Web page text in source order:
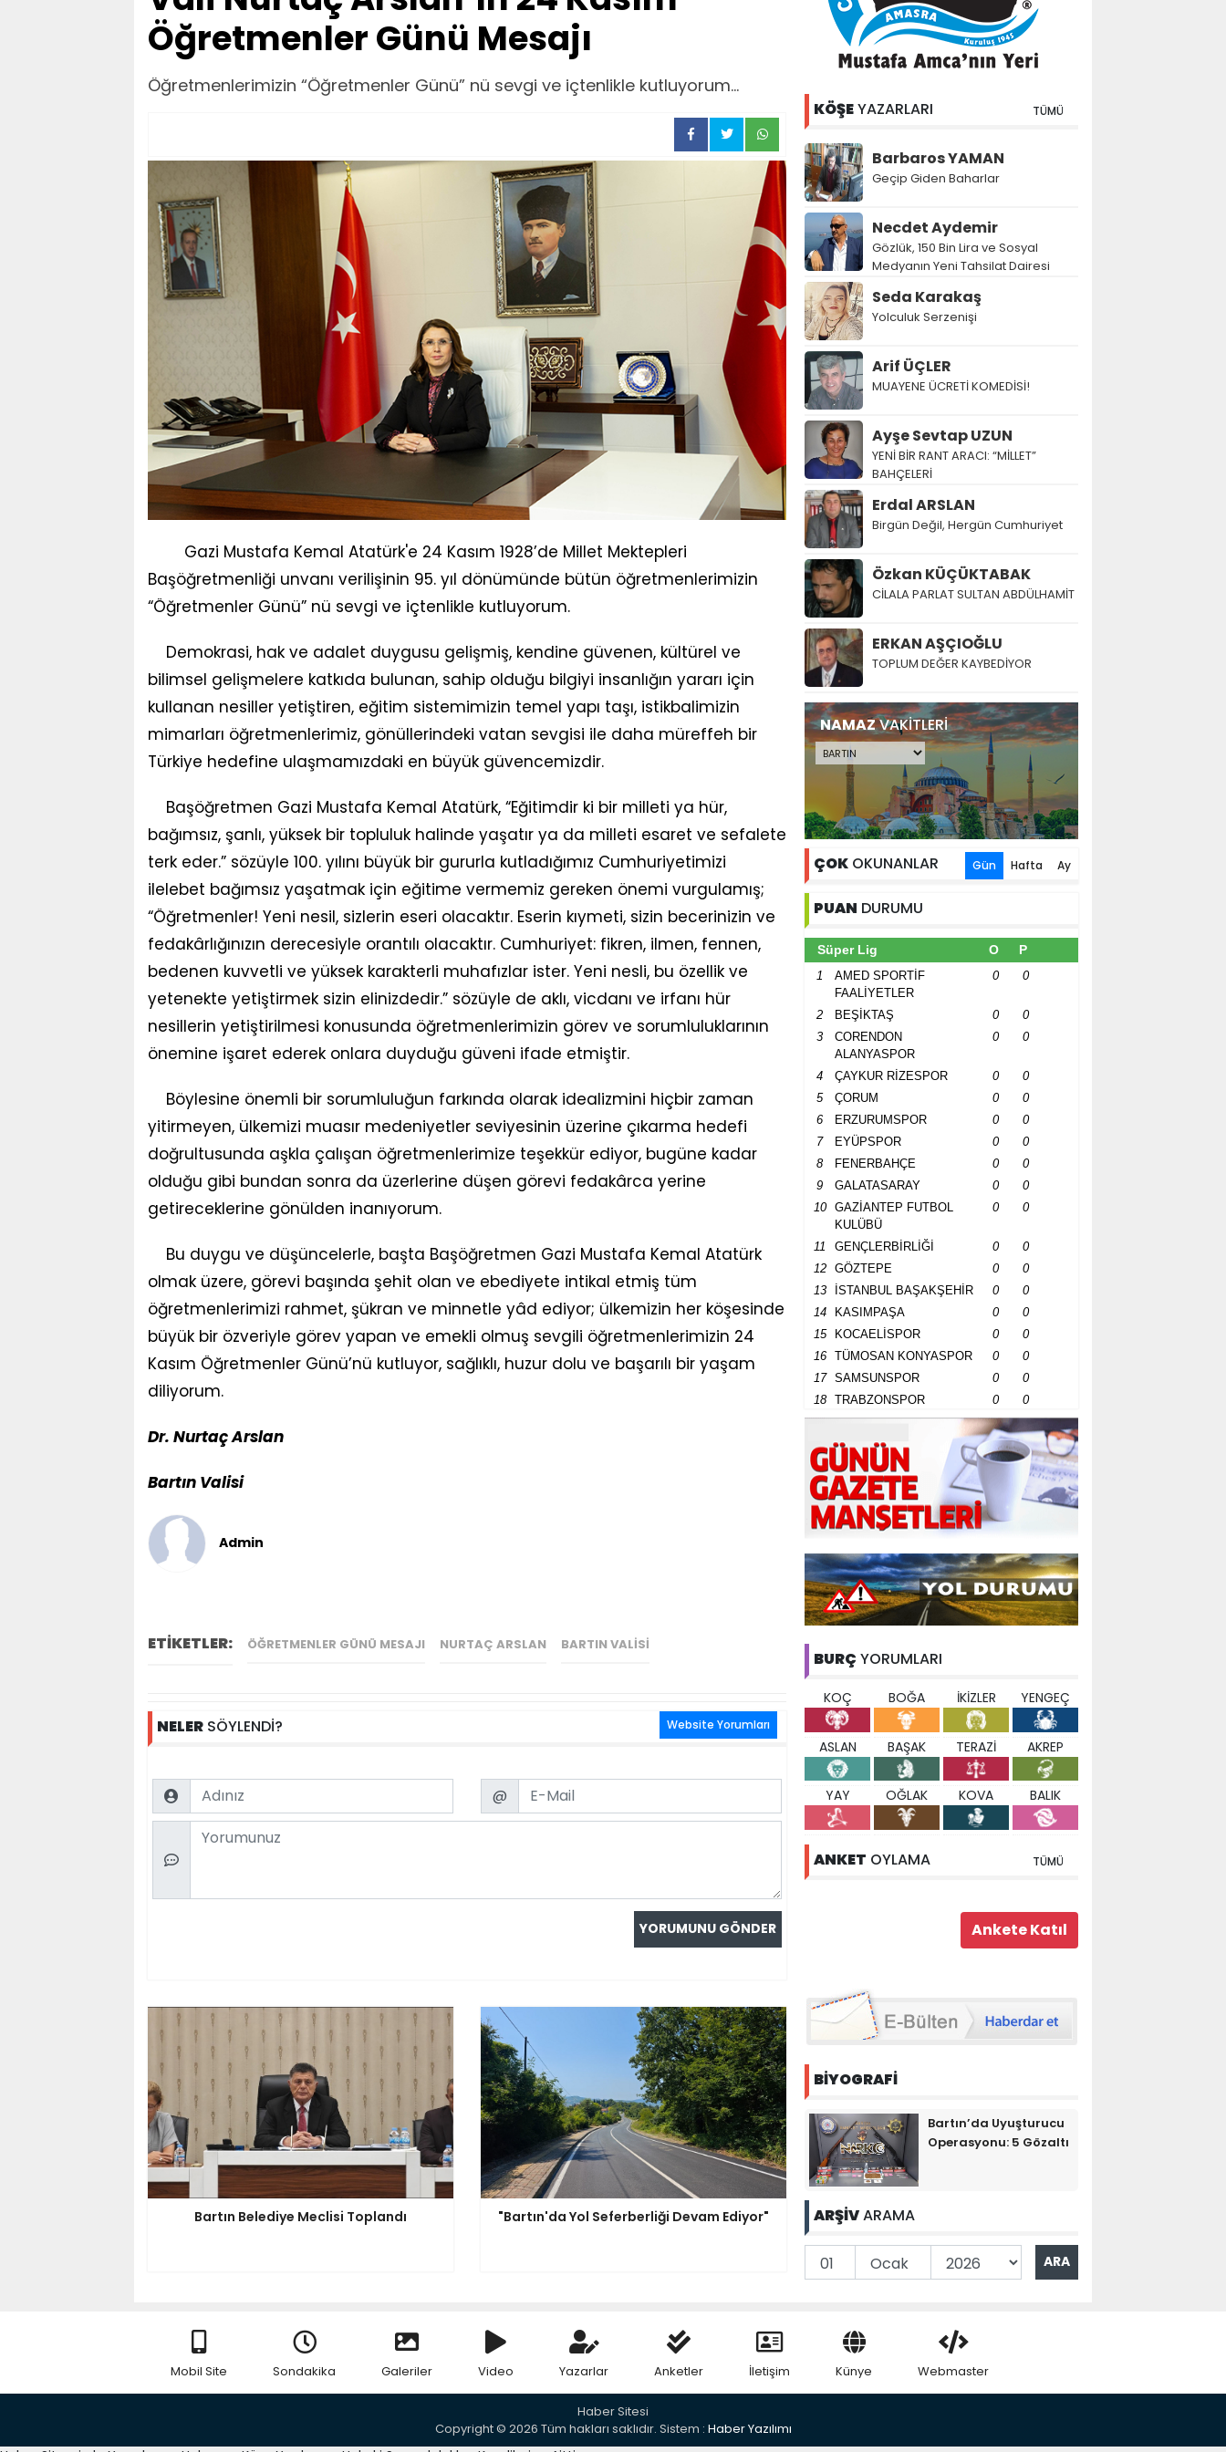
Öğretmenler Günü Mesajı
Öğretmenlerimizin “Öğretmenler Günü” nü sevgi ve içtenlikle kutluyorum...
Gazi Mustafa Kemal Atatürk'e 24 Kasım 1928’de Millet Mektepleri
Başöğretmenliği unvanı verilişinin 95. yıl dönümünde bütün öğretmenlerimizin
“Öğretmenler Günü” nü sevgi ve içtenlikle kutluyorum.
Demokrasi, hak ve adalet duygusu gelişmiş, kendine güvenen, kültürel ve
bilimsel gelişmelere katkıda bulunan, sahip olduğu bilgiyi insanlığın yararı için
kullanan nesiller yetiştiren, eğitim sistemimizin temel yapı taşı, istikbalimizin
mimarları öğretmenlerimiz, gönüllerindeki vatan sevgisi ile daha müreffeh bir
Türkiye hedefine ulaşmamızdaki en büyük güvencemizdir.
Başöğretmen Gazi Mustafa Kemal Atatürk, “Eğitimdir ki bir milleti ya hür,
bağımsız, şanlı, yüksek bir topluluk halinde yaşatır ya da milleti esaret ve sefalete
terk eder.” sözüyle 100. yılını büyük bir gururla kutladığımız Cumhuriyetimizi
ilelebet bağımsız yaşatmak için eğitime vermemiz gereken önemi vurgulamış;
“Öğretmenler! Yeni nesil, sizlerin eseri olacaktır. Eserin kıymeti, sizin becerinizin ve
fedakârlığınızın derecesiyle orantılı olacaktır. Cumhuriyet: fikren, ilmen, fennen,
bedenen kuvvetli ve yüksek karakterli muhafızlar ister. Yeni nesli, bu özellik ve
yetenekte yetiştirmek sizin elinizdedir.” sözüyle de aklı, vicdanı ve irfanı hür
nesillerin yetiştirilmesi konusunda öğretmenlerimizin görev ve sorumluluklarının
önemine işaret ederek onlara duyduğu güveni ifade etmiştir.
Böylesine önemli bir sorumluluğun farkında olarak idealizmini hiçbir zaman
yitirmeyen, ülkemizi muasır medeniyetler seviyesinin üzerine çıkarma hedefi
doğrultusunda aşkla çalışan öğretmenlerimize teşekkür ediyor, bugüne kadar
olduğu gibi bundan sonra da üzerlerine düşen görevi fedakârca yerine
getireceklerine gönülden inanıyorum.
Bu duygu ve düşüncelerle, başta Başöğretmen Gazi Mustafa Kemal Atatürk
olmak üzere, görevi başında şehit olan ve ebediyete intikal etmiş tüm
öğretmenlerimizi rahmet, şükran ve minnetle yâd ediyor; ülkemizin her köşesinde
büyük bir özveriyle görev yapan ve emekli olmuş sevgili öğretmenlerimizin 24
Kasım Öğretmenler Günü’nü kutluyor, sağlıklı, huzur dolu ve başarılı bir yaşam
diliyorum.
Dr. Nurtaç Arslan
Bartın Valisi
Admin
ETİKETLER: ÖĞRETMENLER GÜNÜ MESAJI NURTAÇ ARSLAN BARTIN VALISI
NELER SÖYLENDİ? Website Yorumları
Name Email
@
Comment
Bartın Belediye Meclisi Toplandı "Bartın'da Yol Seferberliği Devam Ediyor"
KÖŞEYAZARLARI TÜMÜ
Barbaros YAMAN
Geçip Giden Baharlar
Necdet Aydemir
Gözlük, 150 Bin Lira ve Sosyal
Medyanın Yeni Tahsilat Dairesi
Seda Karakaş
Yolculuk Serzenişi
Arif ÜÇLER
MUAYENE ÜCRETİ KOMEDİSİ!
Ayşe Sevtap UZUN
YENİ BİR RANT ARACI: “MİLLET”
BAHÇELERİ
Erdal ARSLAN
Birgün Değil, Hergün Cumhuriyet
Özkan KÜÇÜKTABAK
CİLALA PARLAT SULTAN ABDÜLHAMİT
ERKAN AŞÇIOĞLU
TOPLUM DEĞER KAYBEDİYOR
NAMAZVAKİTLERİ
ÇOK OKUNANLAR Gün Hafta Ay
PUAN DURUMU
Süper Lig O P
1
AMED SPORTİF
FAALİYETLER
0 0
2 BEŞİKTAŞ 0
0
3
CORENDON
ALANYASPOR
0 0
4 ÇAYKUR RİZESPOR 0
0
5
ÇORUM 0
0
6
ERZURUMSPOR 0
0
7
EYÜPSPOR 0
0
8
FENERBAHÇE 0
0
9
GALATASARAY 0
0
10
GAZİANTEP FUTBOL
KULÜBÜ
0 0
11 GENÇLERBİRLİĞİ 0
0
12
GÖZTEPE 0
0
13
İSTANBUL BAŞAKŞEHİR 0
0
14
KASIMPAŞA 0
0
15
KOCAELİSPOR 0
0
16
TÜMOSAN KONYASPOR 0
0
17
SAMSUNSPOR 0
0
18
TRABZONSPOR 0 0
BURÇ YORUMLARI
KOÇ BOĞA İKİZLER YENGEÇ
ASLAN BAŞAK TERAZİ AKREP
YAY OĞLAK KOVA BALIK
ANKET OYLAMA TÜMÜ
BİYOGRAFİ
Bartın’da Uyuşturucu
Operasyonu: 5 Gözaltı
ARŞİVARAMA
Mobil Site Sondakika Galeriler Video Yazarlar Anketler İletişim Künye Webmaster
Haber Sitesi
Copyright © 2026 Tüm hakları saklıdır. Sistem : Haber Yazılımı